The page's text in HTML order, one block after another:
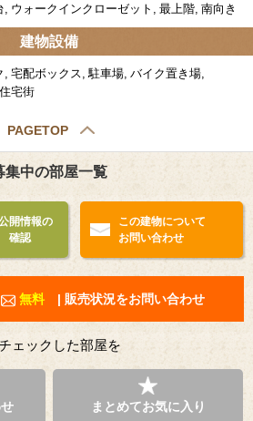
ウォークインクローゼット 最上階 南向き
建物設備
宅配ボックス 駐車場 バイク置き場
宅街
PAGETOP
集中の部屋一覧
開情報の
確認
この建物について
お問い合わせ
無料 | 販売状況をお問い合わせ
ェックした部屋を
まとめてお気に入り